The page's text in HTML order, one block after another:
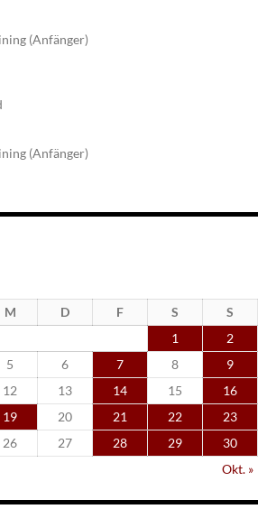
(Anfänger)
(Anfänger)
M D F S
S
1
2
5 6 7 8
9
12 13 14 15
16
19 20 21 22
23
26 27 28 29
30
Okt. »